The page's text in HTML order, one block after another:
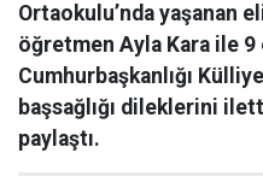
Ortaokulu’nda yaşanan
öğretmen Ayla Kara ile
Cumhurbaşkanlığı
başsağlığı dileklerini
paylaştı.